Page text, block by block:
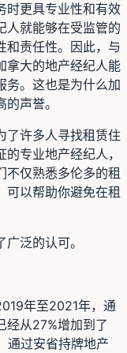
时更具专业性和有效
人就能够在受监管的
和责任性。因此，与
拿大的地产经纪人能
务。这也是为什么加
声誉。
了许多人寻找租赁住
专业地产经纪人，
不仅熟悉多伦多的租
可以帮助你避免在租
泛的认可。
年至2021年，通
经从27%增加到了
通过安省持牌地产